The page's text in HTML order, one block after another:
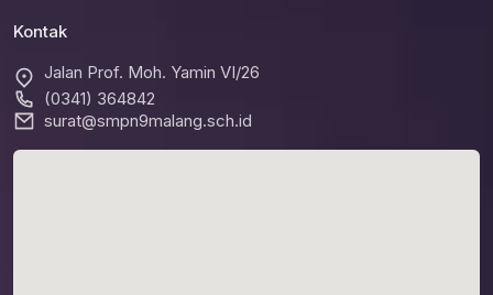
Kontak
Jalan Prof. Moh. Yamin VI/26
(0341) 364842
surat@smpn9malang.sch.id